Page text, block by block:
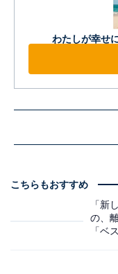
わたしが幸せ
こちらもおすすめ
「新
の、
「ベ